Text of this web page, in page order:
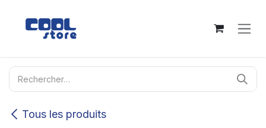
Tous les produits